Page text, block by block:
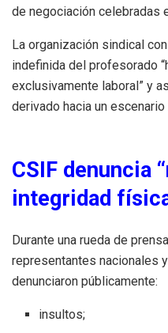
de negociación celebradas
La organización sindical
indefinida del profesorado
exclusivamente laboral” y
derivado hacia un
CSIF denuncia
integridad
Durante una rueda de
representantes nacionales
denunciaron públicamente:
insultos;